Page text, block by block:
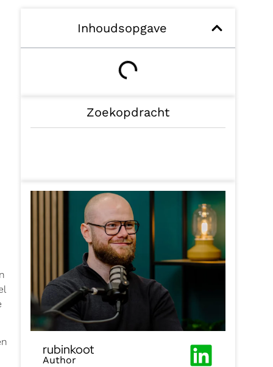
Inhoudsopgave
Zoekopdracht
rubinkoot
Author